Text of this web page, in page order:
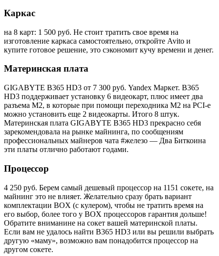
Каркас
на 8 карт: 1 500 руб. Не стоит тратить свое время на
изготовление каркаса самостоятельно, откройте Avito и
купите готовое решение, это сэкономит кучу времени и денег.
Материнская плата
GIGABYTE B365 HD3 от 7 300 руб. Yandex Маркет. B365
HD3 поддерживает установку 6 видеокарт, плюс имеет два
разъема M2, в которые при помощи переходника M2 на PCI-e
можно установить еще 2 видеокарты. Итого 8 штук.
Материнская плата GIGABYTE B365 HD3 прекрасно себя
зарекомендовала на рынке майнинга, по сообщениям
профессиональных майнеров чата #железо — Два Биткоина
эти платы отлично работают годами.
Процессор
4 250 руб. Берем самый дешевый процессор на 1151 сокете, на
майнинг это не влияет. Желательно сразу брать вариант
комплектации BOX (с кулером), чтобы не тратить время на
его выбор, более того у BOX процессоров гарантия дольше!
Обратите вниманине на сокет вашей материнской платы.
Если вам не удалось найти B365 HD3 или вы решили выбрать
другую «маму», возможно вам понадобится процессор на
другом сокете.